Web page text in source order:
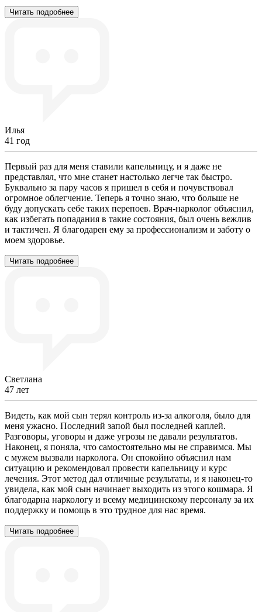
Читать подробнее
Илья
41 год
Первый раз для меня ставили капельницу, и я даже не
представлял, что мне станет настолько легче так быстро.
Буквально за пару часов я пришел в себя и почувствовал
огромное облегчение. Теперь я точно знаю, что больше не
буду допускать себе таких перепоев. Врач-нарколог объяснил,
как избегать попадания в такие состояния, был очень вежлив
и тактичен. Я благодарен ему за профессионализм и заботу о
моем здоровье.
Читать подробнее
Светлана
47 лет
Видеть, как мой сын терял контроль из-за алкоголя, было для
меня ужасно. Последний запой был последней каплей.
Разговоры, уговоры и даже угрозы не давали результатов.
Наконец, я поняла, что самостоятельно мы не справимся. Мы
с мужем вызвали нарколога. Он спокойно объяснил нам
ситуацию и рекомендовал провести капельницу и курс
лечения. Этот метод дал отличные результаты, и я наконец-то
увидела, как мой сын начинает выходить из этого кошмара. Я
благодарна наркологу и всему медицинскому персоналу за их
поддержку и помощь в это трудное для нас время.
Читать подробнее